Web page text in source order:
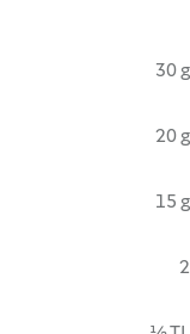
30 g
20 g
15 g
2